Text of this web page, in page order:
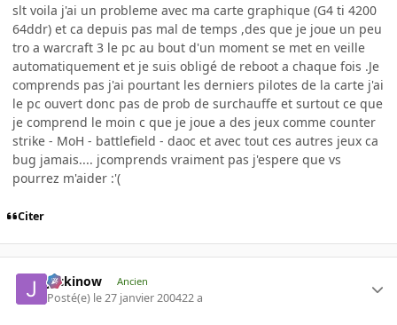
slt voila j'ai un probleme avec ma carte graphique (G4 ti 4200
64ddr) et ca depuis pas mal de temps ,des que je joue un peu
tro a warcraft 3 le pc au bout d'un moment se met en veille
automatiquement et je suis obligé de reboot a chaque fois .Je
comprends pas j'ai pourtant les derniers pilotes de la carte j'ai
le pc ouvert donc pas de prob de surchauffe et surtout ce que
je comprend le moin c que je joue a des jeux comme counter
strike - MoH - battlefield - daoc et avec tout ces autres jeux ca
bug jamais.... jcomprends vraiment pas j'espere que vs
pourrez m'aider :'(
Citer
jackinow Ancien
Posté(e) le 27 janvier 200422 a